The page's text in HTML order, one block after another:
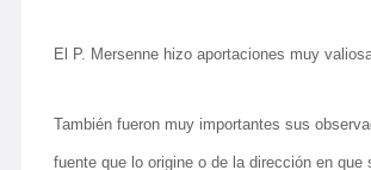
El P. Mersenne hizo aportaciones muy
También fueron muy importantes sus
fuente que lo origine o de la dirección en que